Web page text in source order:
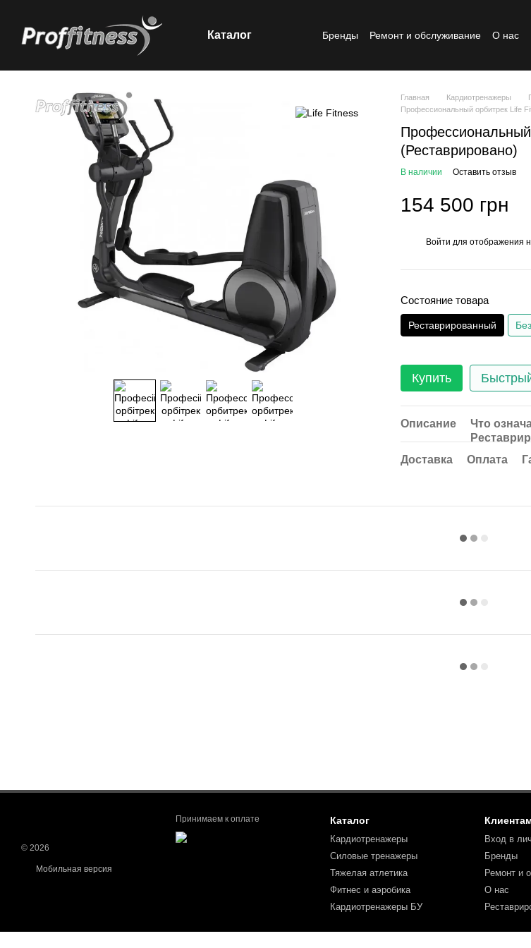
Каталог Бренды Ремонт и обслуживание
О нас
Главная Кардиотренажеры
Профессиональный орбитрек Life
(Реставрировано)
В наличии Оставить отзыв
154 500 грн
Войти для отображения
Состояние товара
Реставрированный
Купить
Описание
Что
Доставка
Оплата
© 2026
Мобильная версия
Принимаем к оплате Каталог
Кардиотренажеры
Силовые тренажеры
Тяжелая атлетика
Фитнес и аэробика
Кардиотренажеры БУ
Вход в
Бренды
Ремонт и
О нас